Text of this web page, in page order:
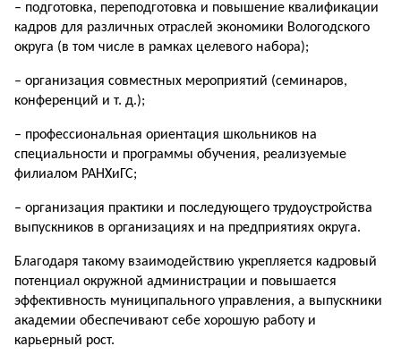
– подготовка, переподготовка и повышение квалификации
кадров для различных отраслей экономики Вологодского
округа (в том числе в рамках целевого набора);
– организация совместных мероприя­тий (семинаров,
конференций и т. д.);
– профессиональная ориентация школьников на
специальности и программы обучения, реализуемые
филиалом РАНХиГС;
– организация практики и последующего трудоустройства
выпускников в организациях и на предприятиях округа.
Благодаря такому взаимодействию укрепляется кадровый
потенциал окружной администрации и повышается
эффективность муниципального управления, а выпускники
академии обеспечивают себе хорошую работу и
карьерный рост.